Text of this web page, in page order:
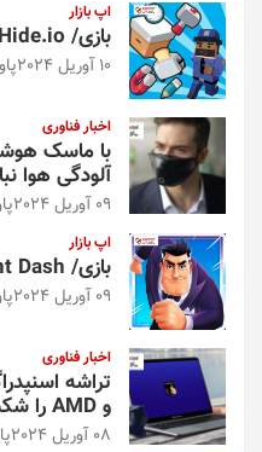
اپ بازار
بازی/ Hide.io؛ از چشم بقیه پنهان شوید
10 آوریل 2024
اخبار فناوری
با ماسک
آلودگی هوا
09 آوریل 2024
اپ بازار
بازی/ Agent Dash؛ سکه‌ها را جمع کنید
09 آوریل 2024
اخبار فناوری
و AMD را شکست داد
08 آوریل 2024